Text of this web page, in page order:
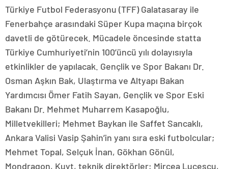
Türkiye Futbol Federasyonu (TFF) Galatasaray ile
Fenerbahçe arasındaki Süper Kupa maçına birçok
davetli de götürecek. Mücadele öncesinde statta
Türkiye Cumhuriyeti’nin 100’üncü yılı dolayısıyla
etkinlikler de yapılacak. Gençlik ve Spor Bakanı Dr.
Osman Aşkın Bak, Ulaştırma ve Altyapı Bakan
Yardımcısı Ömer Fatih Sayan, Gençlik ve Spor Eski
Bakanı Dr. Mehmet Muharrem Kasapoğlu,
Milletvekilleri; Mehmet Baykan ile Saffet Sancaklı,
Ankara Valisi Vasip Şahin’in yanı sıra eski futbolcular;
Mehmet Topal, Selçuk İnan, Gökhan Gönül,
Mondragon, Kuyt, teknik direktörler; Mircea Lucescu,